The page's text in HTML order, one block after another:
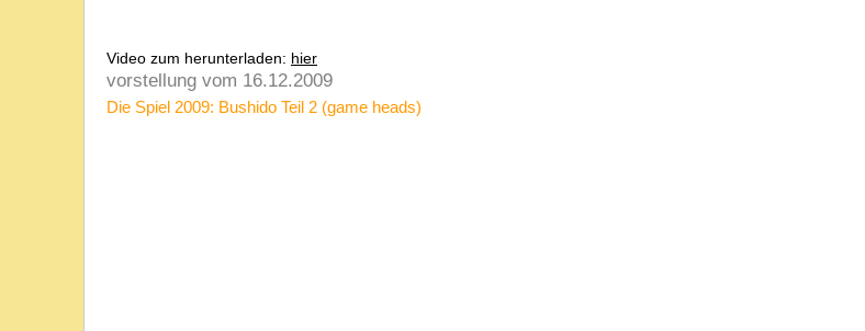
Video zum herunterladen: hier
vorstellung vom 16.12.2009
Die Spiel 2009: Bushido Teil 2 (game heads)